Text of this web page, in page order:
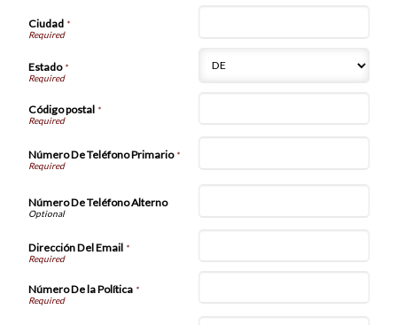
Ciudad *
Estado*
Código postal *
Número De Teléfono Primario*
Número De Teléfono Alterno
Dirección Del Email *
Número De la Política*